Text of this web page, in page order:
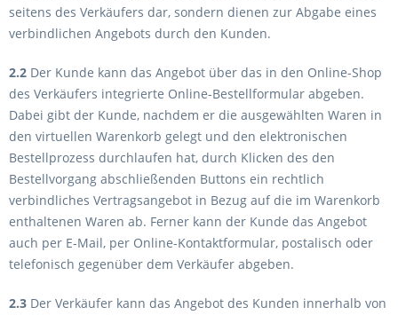
seitens des Verkäufers dar, sondern dienen zur Abgabe eines
verbindlichen Angebots durch den Kunden.
2.2 Der Kunde kann das Angebot über das in den Online-Shop
des Verkäufers integrierte Online-Bestellformular abgeben.
Dabei gibt der Kunde, nachdem er die ausgewählten Waren in
den virtuellen Warenkorb gelegt und den elektronischen
Bestellprozess durchlaufen hat, durch Klicken des den
Bestellvorgang abschließenden Buttons ein rechtlich
verbindliches Vertragsangebot in Bezug auf die im Warenkorb
enthaltenen Waren ab. Ferner kann der Kunde das Angebot
auch per E-Mail, per Online-Kontaktformular, postalisch oder
telefonisch gegenüber dem Verkäufer abgeben.
2.3 Der Verkäufer kann das Angebot des Kunden innerhalb von